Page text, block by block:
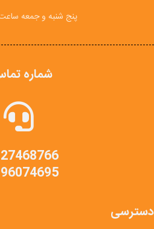
پنج شنبه و جمعه ساعت 11 الی
شماره
دسترسی